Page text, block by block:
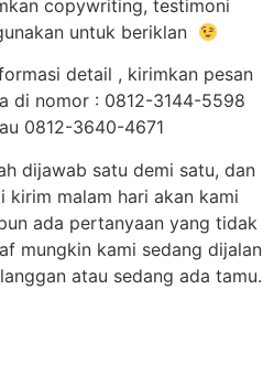
copywriting, testimoni
untuk beriklan
detail , kirimkan pesan
di nomor : 0812-3144-5598
0812-3640-4671
dijawab satu demi satu, dan
kirim malam hari akan kami
ada pertanyaan yang tidak
mungkin kami sedang dijalan
atau sedang ada tamu.